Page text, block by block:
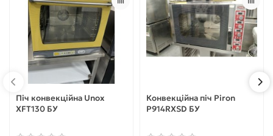
Піч конвекційна Unox
XFT130 БУ
Конвекційна піч Piron
P914RXSD БУ